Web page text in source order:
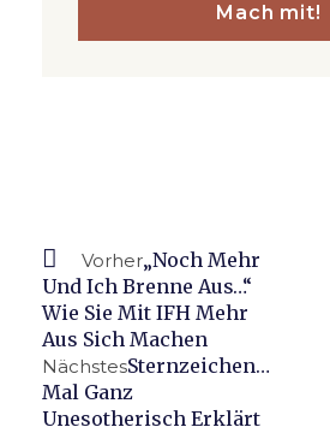
Mach mit!
Vorher„Noch Mehr
Und Ich Brenne Aus…“
Wie Sie Mit IFH Mehr
Aus Sich Machen
NächstesSternzeichen…
Mal Ganz
Unesotherisch Erklärt